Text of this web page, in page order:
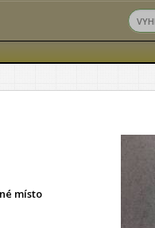
místo